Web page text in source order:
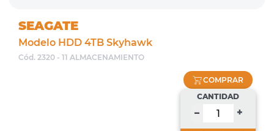
SEAGATE
Modelo HDD 4TB Skyhawk
Cód. 2320 - 11 ALMACENAMIENTO
COMPRAR
CANTIDAD
– +